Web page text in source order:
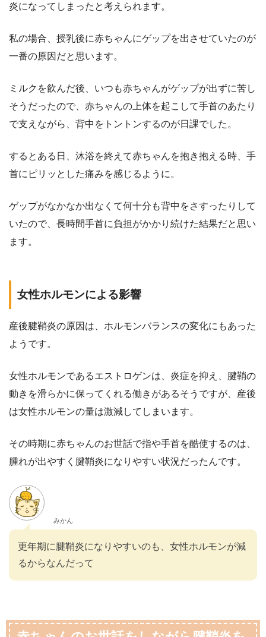
炎になってしまったと考えられます。
私の場合、授乳後に赤ちゃんにゲップを出させていたのが
一番の原因だと思います。
ミルクを飲んだ後、いつも赤ちゃんがゲップが出ずに苦し
そうだったので、赤ちゃんの上体を起こして手首のあたり
で支えながら、背中をトントンするのが日課でした。
するとある日、沐浴を終えて赤ちゃんを抱き抱える時、手
首にピリッとした痛みを感じるように。
ゲップがなかなか出なくて何十分も背中をさすったりして
いたので、長時間手首に負担がかかり続けた結果だと思い
ます。
女性ホルモンによる影響
産後腱鞘炎の原因は、ホルモンバランスの変化にもあった
ようです。
女性ホルモンであるエストロゲンは、炎症を抑え、腱鞘の
動きを滑らかに保ってくれる働きがあるそうですが、産後
は女性ホルモンの量は激減してしまいます。
その時期に赤ちゃんのお世話で指や手首を酷使するのは、
腫れが出やすく腱鞘炎になりやすい状況だったんです。
みかん
更年期に腱鞘炎になりやすいのも、女性ホルモンが減
るからなんだって